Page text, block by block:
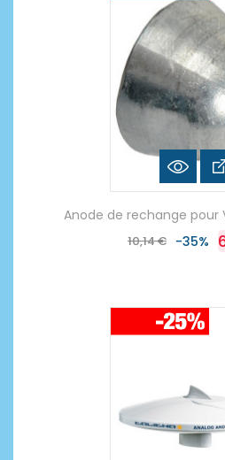
Anode de rechange pour
10,14 € -35%